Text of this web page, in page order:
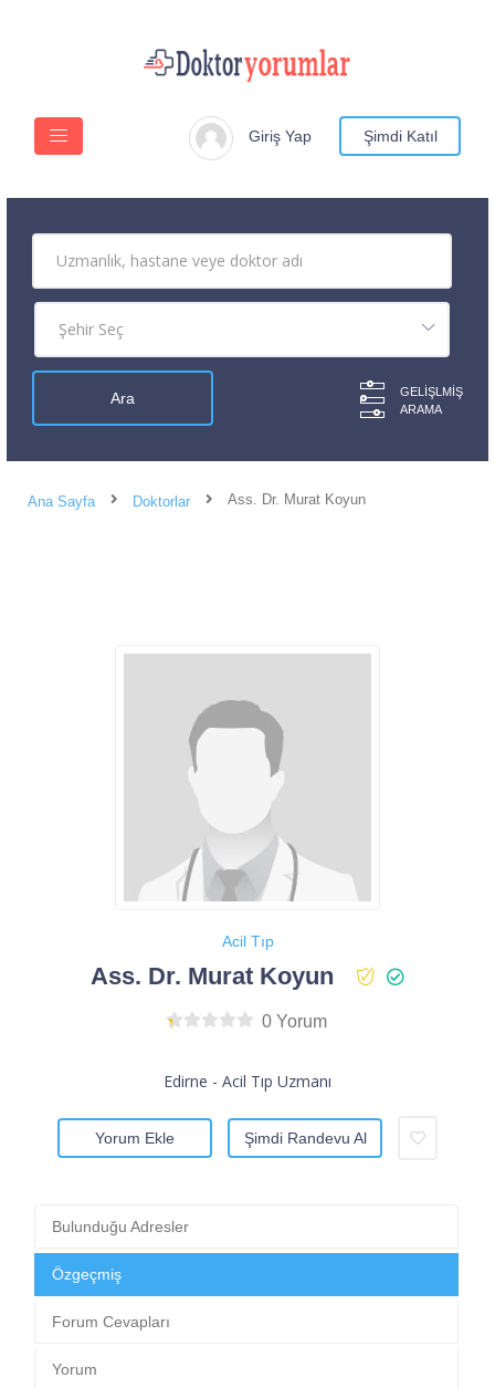
Giriş Yap Şimdi Katıl
GELIŞLMIŞ
ARAMA
Ana Sayfa Doktorlar Ass. Dr. Murat Koyun
Acil Tıp
Ass. Dr. Murat Koyun
0 Yorum
Edirne - Acil Tıp Uzmanı
Yorum Ekle Şimdi Randevu Al
Bulunduğu Adresler
Özgeçmiş
Forum Cevapları
Yorum